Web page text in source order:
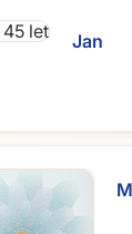
Jan